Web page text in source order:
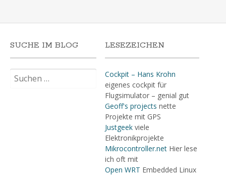
SUCHE IM BLOG
nach:
LESEZEICHEN
Cockpit – Hans Krohn
eigenes cockpit für
Flugsimulator – genial gut
Geoff's projects nette
Projekte mit GPS
Justgeekviele
Elektronikprojekte
Mikrocontroller.netHier lese
ich oft mit
Open WRT Embedded Linux